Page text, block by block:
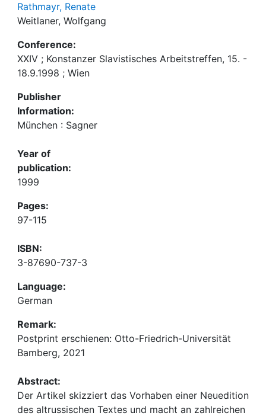
Rathmayr, Renate
Weitlaner, Wolfgang
Conference:
XXIV ; Konstanzer Slavistisches Arbeitstreffen, 15. -
18.9.1998 ; Wien
Publisher
Information:
München : Sagner
Year of
publication:
1999
Pages:
97-115
ISBN:
3-87690-737-3
Language:
German
Remark:
Postprint erschienen: Otto-Friedrich-Universität
Bamberg, 2021
Abstract:
Der Artikel skizziert das Vorhaben einer Neuedition
des altrussischen Textes und macht an zahlreichen